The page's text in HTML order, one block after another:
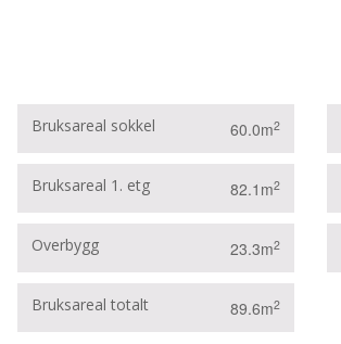
Bruksareal sokkel 60.0m2
Bruksareal 1. etg 82.1m2
Overbygg 23.3m2
Bruksareal totalt 89.6m2